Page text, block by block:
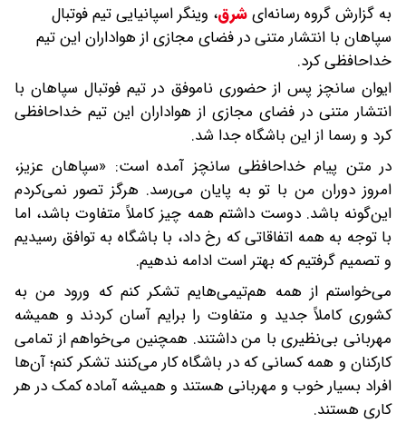
به گزارش گروه رسانه‌ایشرق، وینگر اسپانیایی تیم فوتبال
سپاهان با انتشار متنی در فضای مجازی از هواداران این تیم
خداحافظی کرد.
ایوان سانچز پس از حضوری ناموفق در تیم فوتبال سپاهان با
انتشار متنی در فضای مجازی از هواداران این تیم خداحافظی
کرد و رسما از این باشگاه جدا شد.
در متن پیام خداحافظی سانچز آمده است: «سپاهان عزیز،
امروز دوران من با تو به پایان می‌رسد. هرگز تصور نمی‌کردم
این‌گونه باشد. دوست داشتم همه چیز کاملاً متفاوت باشد، اما
با توجه به همه اتفاقاتی که رخ داد، با باشگاه به توافق رسیدیم
و تصمیم گرفتیم که بهتر است ادامه ندهیم.
می‌خواستم از همه هم‌تیمی‌هایم تشکر کنم که ورود من به
کشوری کاملاً جدید و متفاوت را برایم آسان کردند و همیشه
مهربانی بی‌نظیری با من داشتند. همچنین می‌خواهم از تمامی
کارکنان و همه کسانی که در باشگاه کار می‌کنند تشکر کنم؛ آن‌ها
افراد بسیار خوب و مهربانی هستند و همیشه آماده کمک در هر
کاری هستند.